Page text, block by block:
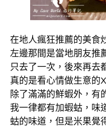
在地人瘋狂推薦的美食
左邊那間是當地朋友推
只去了一次，後來再去
真的是看心情做生意的
除了滿滿的鮮蝦外，有
我一律都有加蝦蛄，味
蛄的味道，但是米果覺